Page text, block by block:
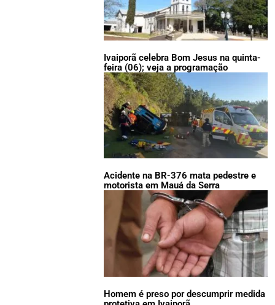
Ivaiporã celebra Bom Jesus na quinta-
feira (06); veja a programação
Acidente na BR-376 mata pedestre e
motorista em Mauá da Serra
Homem é preso por descumprir medida